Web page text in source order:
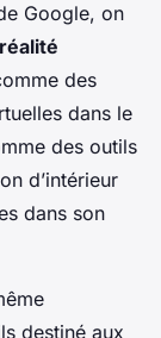
Google, on
réalité
des
dans le
des outils
d’intérieur
dans son
destiné aux